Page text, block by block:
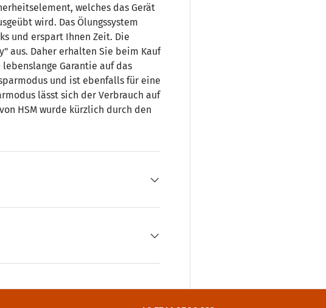
welches das Gerät
wird. Das Ölungssystem
und erspart Ihnen Zeit. Die
aus. Daher erhalten Sie beim Kauf
Garantie auf das
und ist ebenfalls für eine
lässt sich der Verbrauch auf
HSM wurde kürzlich durch den